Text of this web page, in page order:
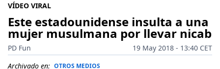
VÍDEO VIRAL
Este estadounidense insulta a una
mujer musulmana por llevar nicab
PD Fun
19 May 2018 - 13:40 CET
Archivado en: OTROS MEDIOS